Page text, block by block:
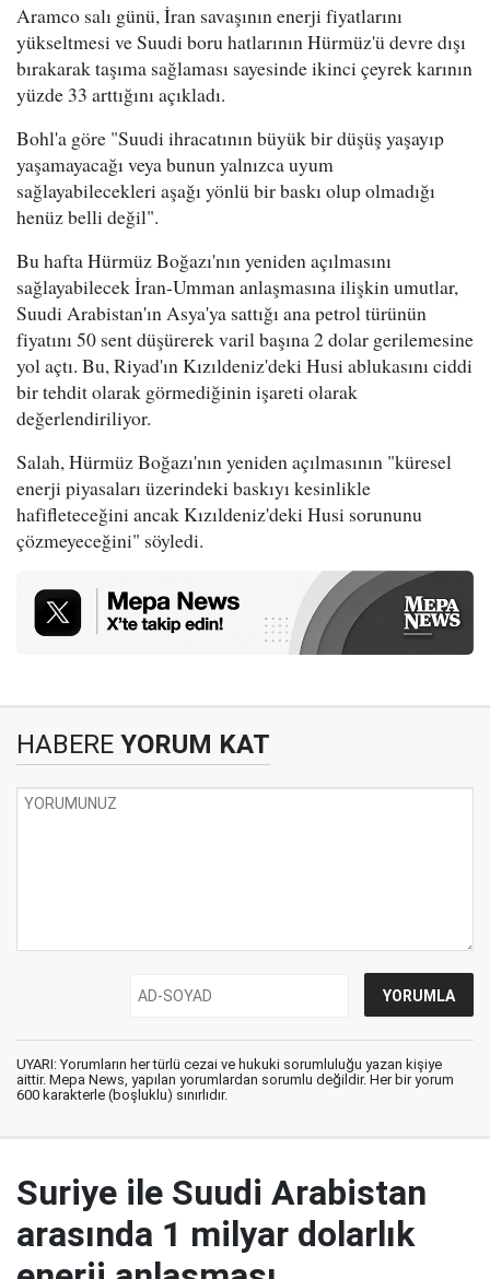
Aramco salı günü, İran savaşının enerji fiyatlarını
yükseltmesi ve Suudi boru hatlarının Hürmüz'ü devre dışı
bırakarak taşıma sağlaması sayesinde ikinci çeyrek karının
yüzde 33 arttığını açıkladı.
Bohl'a göre "Suudi ihracatının büyük bir düşüş yaşayıp
yaşamayacağı veya bunun yalnızca uyum
sağlayabilecekleri aşağı yönlü bir baskı olup olmadığı
henüz belli değil".
Bu hafta Hürmüz Boğazı'nın yeniden açılmasını
sağlayabilecek İran-Umman anlaşmasına ilişkin umutlar,
Suudi Arabistan'ın Asya'ya sattığı ana petrol türünün
fiyatını 50 sent düşürerek varil başına 2 dolar gerilemesine
yol açtı. Bu, Riyad'ın Kızıldeniz'deki Husi ablukasını ciddi
bir tehdit olarak görmediğinin işareti olarak
değerlendiriliyor.
Salah, Hürmüz Boğazı'nın yeniden açılmasının "küresel
enerji piyasaları üzerindeki baskıyı kesinlikle
hafifleteceğini ancak Kızıldeniz'deki Husi sorununu
çözmeyeceğini" söyledi.
HABERE YORUM KAT
UYARI: Yorumların her türlü cezai ve hukuki sorumluluğu yazan kişiye
aittir. Mepa News, yapılan yorumlardan sorumlu değildir. Her bir yorum
600 karakterle (boşluklu) sınırlıdır.
Suriye ile Suudi Arabistan
arasında 1 milyar dolarlık